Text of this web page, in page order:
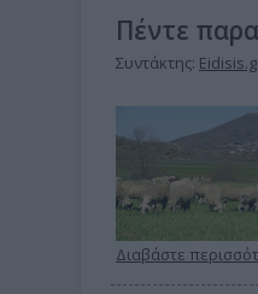
Πέντε
Συντάκτης:
Διαβάστε